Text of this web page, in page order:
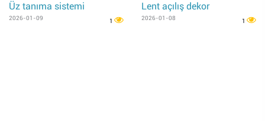
Üz tanıma sistemi
2026-01-09 1
Lent açılış dekor
2026-01-08 1